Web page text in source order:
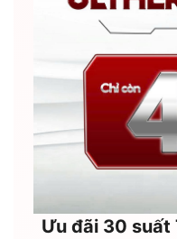
Ưu đãi 30 suất